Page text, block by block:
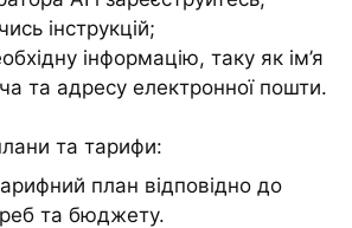
інструкцій;
інформацію, таку як ім’я
та адресу електронної пошти.
та тарифи:
план відповідно до
та бюджету.